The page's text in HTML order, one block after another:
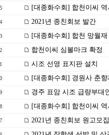
[대종화수회] 합천이씨
2021년 종친회보 발간
[대종화수회] 합천 망월재
합천이씨 심볼마크 확정
시조 선영 표지판 설치
[대종화수회] 경원사 춘향
경주 표암 시조 급량부대
[대종화수회] 합천이씨
2021년 종친회보 원고모집